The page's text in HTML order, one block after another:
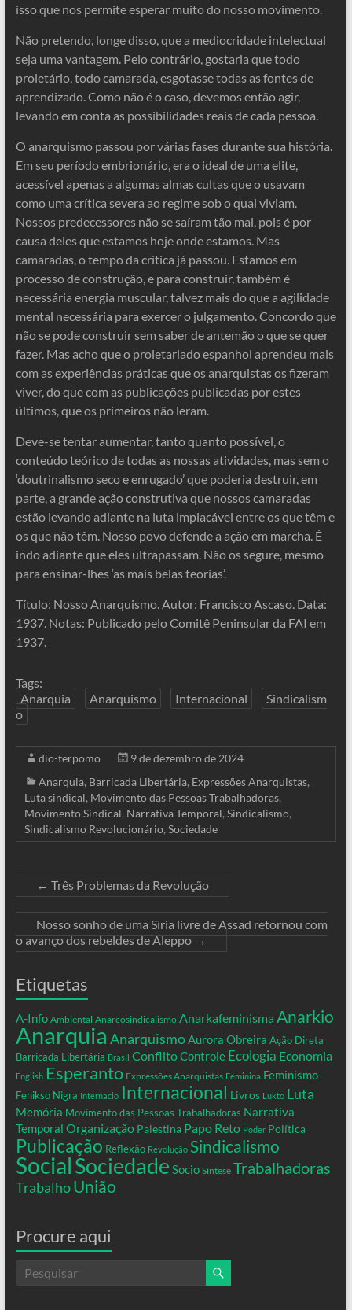
isso que nos permite esperar muito do nosso movimento.
Não pretendo, longe disso, que a mediocridade intelectual
seja uma vantagem. Pelo contrário, gostaria que todo
proletário, todo camarada, esgotasse todas as fontes de
aprendizado. Como não é o caso, devemos então agir,
levando em conta as possibilidades reais de cada pessoa.
O anarquismo passou por várias fases durante sua história.
Em seu período embrionário, era o ideal de uma elite,
acessível apenas a algumas almas cultas que o usavam
como uma crítica severa ao regime sob o qual viviam.
Nossos predecessores não se saíram tão mal, pois é por
causa deles que estamos hoje onde estamos. Mas
camaradas, o tempo da crítica já passou. Estamos em
processo de construção, e para construir, também é
necessária energia muscular, talvez mais do que a agilidade
mental necessária para exercer o julgamento. Concordo que
não se pode construir sem saber de antemão o que se quer
fazer. Mas acho que o proletariado espanhol aprendeu mais
com as experiências práticas que os anarquistas os fizeram
viver, do que com as publicações publicadas por estes
últimos, que os primeiros não leram.
Deve-se tentar aumentar, tanto quanto possível, o
conteúdo teórico de todas as nossas atividades, mas sem o
‘doutrinalismo seco e enrugado’ que poderia destruir, em
parte, a grande ação construtiva que nossos camaradas
estão levando adiante na luta implacável entre os que têm e
os que não têm. Nosso povo defende a ação em marcha. É
indo adiante que eles ultrapassam. Não os segure, mesmo
para ensinar-lhes ‘as mais belas teorias’.
Título: Nosso Anarquismo. Autor: Francisco Ascaso. Data:
1937. Notas: Publicado pelo Comitê Peninsular da FAI em
1937.
Tags:
Anarquia
Anarquismo Internacional
Sindicalism
o
dio-terpomo
9 de dezembro de 2024
Anarquia, Barricada Libertária, Expressões Anarquistas,
Luta sindical, Movimento das Pessoas Trabalhadoras,
Movimento Sindical, Narrativa Temporal, Sindicalismo,
Sindicalismo Revolucionário, Sociedade
← Três Problemas da Revolução
Nosso sonho de uma Síria livre de Assad retornou com
o avanço dos rebeldes de Aleppo→
Etiquetas
A-Info Ambiental Anarcosindicalismo Anarkafeminisma Anarkio
Anarquia AnarquismoAurora Obreira Ação Direta
Barricada Libertária Brasil ConflitoControle Ecologia Economia
English Esperanto Expressões Anarquistas Feminina Feminismo
Fenikso Nigra Internacio Internacional Livros Lukto Luta
Memória Movimento das Pessoas Trabalhadoras Narrativa
Temporal Organização Palestina Papo Reto Poder Política
Publicação Reflexão Revolução Sindicalismo
SocialSociedade Socio Síntese Trabalhadoras
Trabalho União
Procure aqui